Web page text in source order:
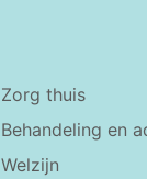
Zorg thuis
Behandeling en
Welzijn